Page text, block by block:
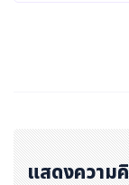
งาน Henley
6 ซึ่งชี้ให้เห็นถึง
ายถิ่นฐานแบบดั้
และผลประโยชน์ท
กฎหมายพร้อมกัน
แสดงความ